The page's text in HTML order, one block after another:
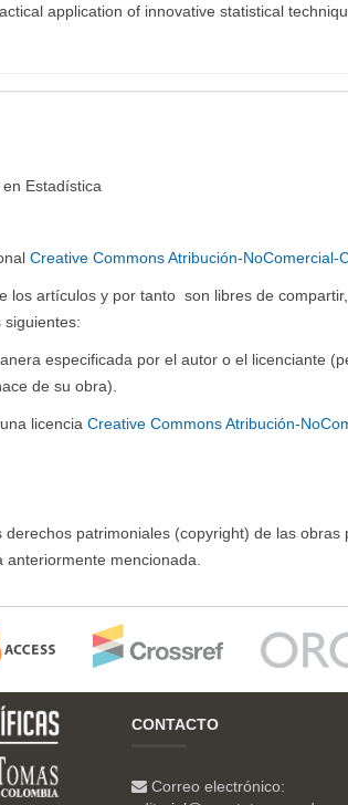
application of innovative statistical
Estadística
Creative Commons Atribución-NoComercial-
los artículos y por tanto son libres de
siguientes:
especificada por el autor o el licenciante
de su obra).
licenciaCreative Commons Atribución-
patrimoniales (copyright) de las
mencionada.
CONTACTO
Correo electrónico: